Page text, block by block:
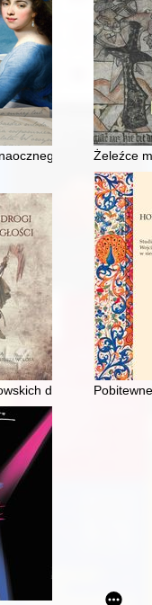
świadkaŻeleźce
droga do Polski